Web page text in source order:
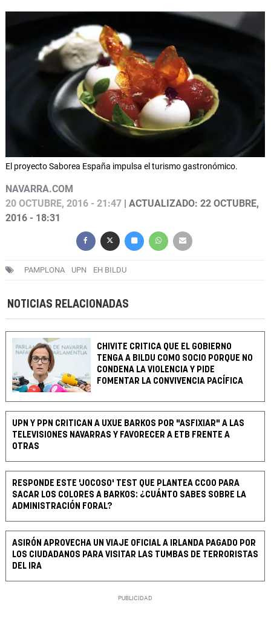
El proyecto Saborea España impulsa el turismo gastronómico.
NAVARRA.COM
20 OCTUBRE, 2016 - 21:47 | ACTUALIZADO: 22 OCTUBRE,
2016 - 18:31
PAMPLONA UPN EH BILDU
NOTICIAS RELACIONADAS
CHIVITE CRITICA QUE EL GOBIERNO
TENGA A BILDU COMO SOCIO PORQUE NO
CONDENA LA VIOLENCIA Y PIDE
FOMENTAR LA CONVIVENCIA PACÍFICA
UPN Y PPN CRITICAN A UXUE BARKOS POR "ASFIXIAR" A LAS
TELEVISIONES NAVARRAS Y FAVORECER A ETB FRENTE A
OTRAS
RESPONDE ESTE 'JOCOSO' TEST QUE PLANTEA CCOO PARA
SACAR LOS COLORES A BARKOS: ¿CUÁNTO SABES SOBRE LA
ADMINISTRACIÓN FORAL?
ASIRÓN APROVECHA UN VIAJE OFICIAL A IRLANDA PAGADO POR
LOS CIUDADANOS PARA VISITAR LAS TUMBAS DE TERRORISTAS
DEL IRA